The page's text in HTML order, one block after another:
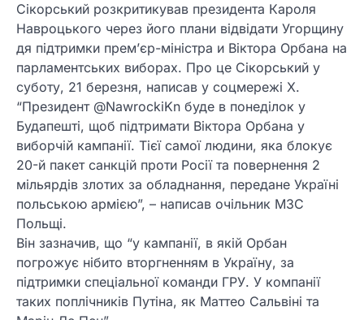
Сікорський розкритикував президента Кароля
Навроцького через його плани відвідати Угорщину
дя підтримки прем’єр-міністра и Віктора Орбана на
парламентських виборах. Про це Сікорський у
суботу, 21 березня, написав у соцмережі Х.
“Президент @NawrockiKn буде в понеділок у
Будапешті, щоб підтримати Віктора Орбана у
виборчій кампанії. Тієї самої людини, яка блокує
20-й пакет санкцій проти Росії та повернення 2
мільярдів злотих за обладнання, передане Україні
польською армією”, – написав очільник МЗС
Польщі.
Він зазначив, що “у кампанії, в якій Орбан
погрожує нібито вторгненням в Україну, за
підтримки спеціальної команди ГРУ. У компанії
таких поплічників Путіна, як Маттео Сальвіні та